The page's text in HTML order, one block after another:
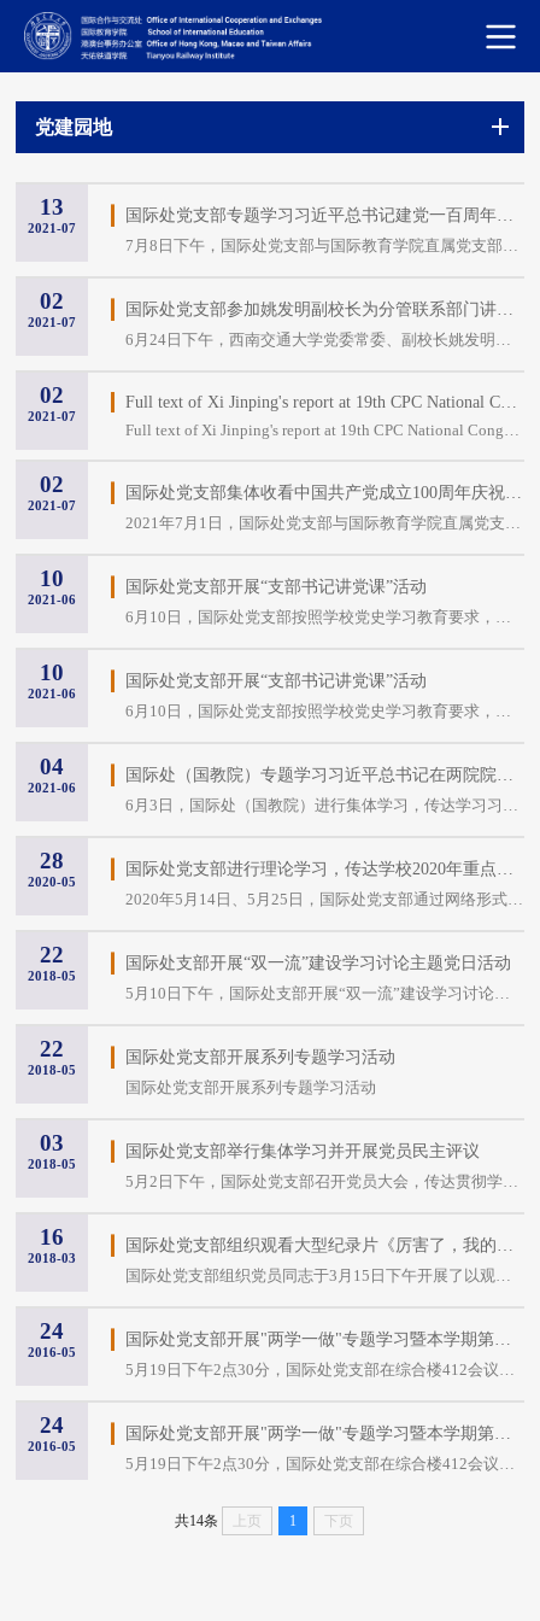
党建园地
13
2021-07
国际处党支部专题学习习近平总书记建党一百周年大会上的重要讲话精神
7月8日下午，国际处党支部与国际教育学院直属党支部在综合楼445会议室召开专题学习会，针对学习贯彻习近平总书记在党史学习教育动员大会重要讲话精神进行再学习，专题学...
02
2021-07
国际处党支部参加姚发明副校长为分管联系部门讲党课活动
6月24日下午，西南交通大学党委常委、副校长姚发明在西南交通大学附属中学多功能厅，以“学党史、悟思想、开新局、聚焦“五育并举”，促进学生全面发展”为主题为分管联...
02
2021-07
Full text of Xi Jinping's report at 19th CPC National Congress
Full text of Xi Jinping's report at 19th CPC National Congress
02
2021-07
国际处党支部集体收看中国共产党成立100周年庆祝大会
2021年7月1日，国际处党支部与国际教育学院直属党支部在综合楼444会议室集中收看庆祝中国共产党成立100周年大会，认真聆听学习中共中央总书记、国家主席、中央军委主席...
10
2021-06
国际处党支部开展“支部书记讲党课”活动
6月10日，国际处党支部按照学校党史学习教育要求，在机关党委指导安排部署下，开展了“支部书记讲党课”活动，国际处党支部书记任新红同志围绕“中国共产党为什么能”为...
10
2021-06
国际处党支部开展“支部书记讲党课”活动
6月10日，国际处党支部按照学校党史学习教育要求，在机关党委指导安排部署下，开展了“支部书记讲党课”活动，国际处党支部书记任新红同志围绕“中国共产党为什么能”为...
04
2021-06
6月3日，国际处（国教院）进行集体学习，传达学习习近平总书记在两院院士大会上的讲话精神。国际处处长、国际处党支部书记任新红主持。 任新红指出，总书记在院士大会...
28
2020-05
2020年5月14日、5月25日，国际处党支部通过网络形式，专题开展马克思主义基本理论学习，传达学校2020年重点工作部署会暨全面从严治党工作会议精神。国际处党支部书记任...
22
2018-05
国际处支部开展“双一流”建设学习讨论主题党日活动
5月10日下午，国际处支部开展“双一流”建设学习讨论主题党日活动，会议由支部书记江久文同志主持，部分非党员职工受邀参加活动。 活动中，江久文同志领学了学校纪委编...
22
2018-05
国际处党支部开展系列专题学习活动
国际处党支部开展系列专题学习活动
03
2018-05
国际处党支部举行集体学习并开展党员民主评议
5月2日下午，国际处党支部召开党员大会，传达贯彻学校从严治党大会相关精神、再次学习党的十九大报告和中国共产党章程并开展党员民主评议。会议由支部书记江久文同志主...
16
2018-03
国际处党支部组织党员同志于3月15日下午开展了以观看《厉害了，我的国》为活动内容的“主题党日”活动。该片将党的十八大以来我国的发展和成就，以及十九大报告中习近平...
24
2016-05
国际处党支部开展"两学一做"专题学习暨本学期第五次集体学习会
5月19日下午2点30分，国际处党支部在综合楼412会议室举行“两学一做”专题学习暨本学期第五次集体学习会。本次学习会议共分为三个部分，分别为：1.机关党委苏小桦书记进...
24
2016-05
国际处党支部开展"两学一做"专题学习暨本学期第五次集体学习会
5月19日下午2点30分，国际处党支部在综合楼412会议室举行“两学一做”专题学习暨本学期第五次集体学习会。本次学习会议共分为三个部分，分别为：1.机关党委苏小桦书记进...
共14条 上页 1 下页